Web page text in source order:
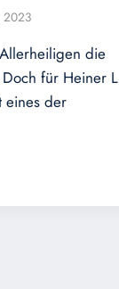
2023
die
für Heiner L
eines der